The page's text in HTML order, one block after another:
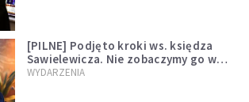
[PILNE] Podjęto kroki ws. księdza
Sawielewicza. Nie zobaczymy go w
mediach
WYDARZENIA